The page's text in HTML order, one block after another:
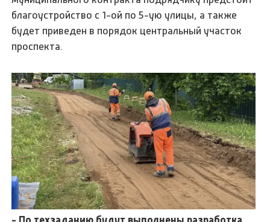
благоустройство с 1-ой по 5-ую улицы, а также
будет приведен в порядок центральный участок
проспекта.